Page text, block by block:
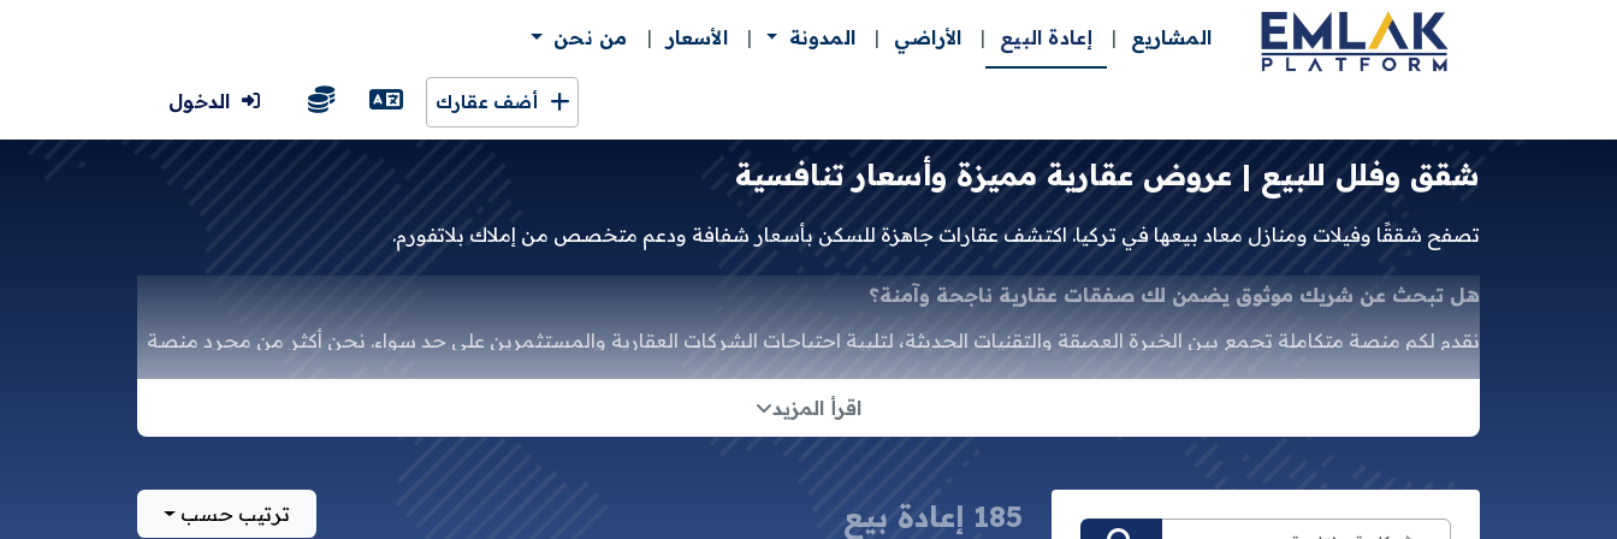
المشاريع إعادة البيع الأراضي المدونة الأسعار من نحن
أضف عقارك الدخول
شقق وفلل للبيع | عروض عقارية مميزة وأسعار تنافسية
تصفح شققًا وفيلات ومنازل معاد بيعها في تركيا. اكتشف عقارات جاهزة للسكن بأسعار شفافة ودعم متخصص من إملاك بلاتفورم.
هل تبحث عن شريك موثوق يضمن لك صفقات عقارية ناجحة وآمنة؟
نقدم لكم منصة متكاملة تجمع بين الخبرة العميقة والتقنيات الحديثة، لتلبية احتياجات الشركات العقارية والمستثمرين على حد سواء. نحن أكثر من مجرد منصة
عقارية؛ نحن شريك استراتيجي يضع بين يديك مفاتيح النجاح في سوق العقارات.
خدمات متميزة:
بحث ذكي وشامل:الوصول السهل والسريع إلى معلومات دقيقة ومفصلة عن العقارات، بما في ذلك أرقام التواصل والصور والفيديوهات.
اقرأ المزيد
185 إعادة بيع ترتيب حسب